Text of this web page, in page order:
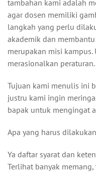
tambahan kami adalah
agar dosen memiliki
langkah yang perlu
akademik dan
merupakan misi
merasionalkan peraturan.
Tujuan kami menulis ini
justru kami ingin
bapak untuk mengingat
Apa yang harus
Ya daftar syarat dan
Terlihat banyak